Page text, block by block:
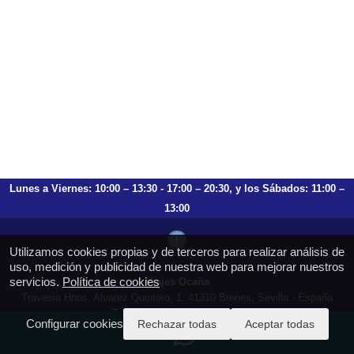
Utilizamos cookies propias y de terceros para realizar análisis de
uso, medición y publicidad de nuestra web para mejorar nuestros
servicios. Política de cookies
Configurar cookies Rechazar todas Aceptar todas
Lunes a Viernes: 10:00 – 13:30 - 17:00 – 20:30, y los Sábados: 11:00 –
13:00
Viajes Ocaña
T.: 659 753 504 954 797 472
https://viajesocana.es
reservas@viajesocana.es